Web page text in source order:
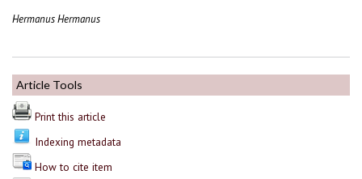
Hermanus Hermanus
Article Tools
Print this article
Indexing metadata
How to cite item